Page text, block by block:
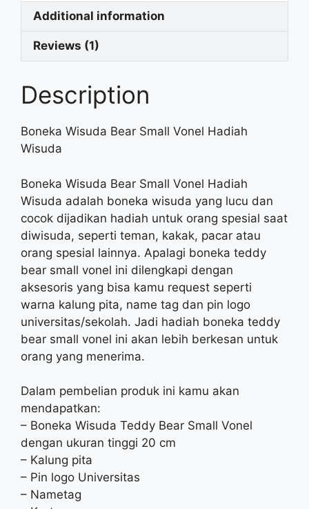
Additional information
Reviews (1)
Description
Boneka Wisuda Bear Small Vonel Hadiah
Wisuda
Boneka Wisuda Bear Small Vonel Hadiah
Wisuda adalah boneka wisuda yang lucu dan
cocok dijadikan hadiah untuk orang spesial saat
diwisuda, seperti teman, kakak, pacar atau
orang spesial lainnya. Apalagi boneka teddy
bear small vonel ini dilengkapi dengan
aksesoris yang bisa kamu request seperti
warna kalung pita, name tag dan pin logo
universitas/sekolah. Jadi hadiah boneka teddy
bear small vonel ini akan lebih berkesan untuk
orang yang menerima.
Dalam pembelian produk ini kamu akan
mendapatkan:
– Boneka Wisuda Teddy Bear Small Vonel
dengan ukuran tinggi 20 cm
– Kalung pita
– Pin logo Universitas
– Nametag